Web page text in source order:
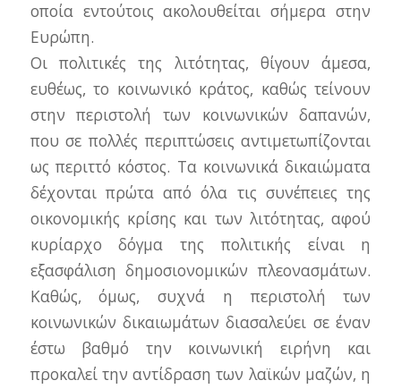
οποία εντούτοις ακολουθείται σήμερα στην
Ευρώπη.
Οι πολιτικές της λιτότητας, θίγουν άμεσα,
ευθέως, το κοινωνικό κράτος, καθώς τείνουν
στην περιστολή των κοινωνικών δαπανών,
που σε πολλές περιπτώσεις αντιμετωπίζονται
ως περιττό κόστος. Τα κοινωνικά δικαιώματα
δέχονται πρώτα από όλα τις συνέπειες της
οικονομικής κρίσης και των λιτότητας, αφού
κυρίαρχο δόγμα της πολιτικής είναι η
εξασφάλιση δημοσιονομικών πλεονασμάτων.
Καθώς, όμως, συχνά η περιστολή των
κοινωνικών δικαιωμάτων διασαλεύει σε έναν
έστω βαθμό την κοινωνική ειρήνη και
προκαλεί την αντίδραση των λαϊκών μαζών, η